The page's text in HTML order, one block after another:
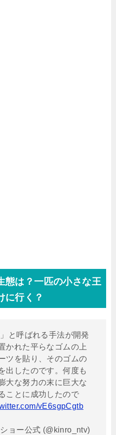
態は？一匹の小さな王
に行く？
と呼ばれる手法が開発
かれた平らなゴムの上
ツを貼り、そのゴムの
出したのです。何度も
大な努力の末に巨大な
ことに成功したので
vE6sgpCgtb
ョー公式 (@kinro_ntv)